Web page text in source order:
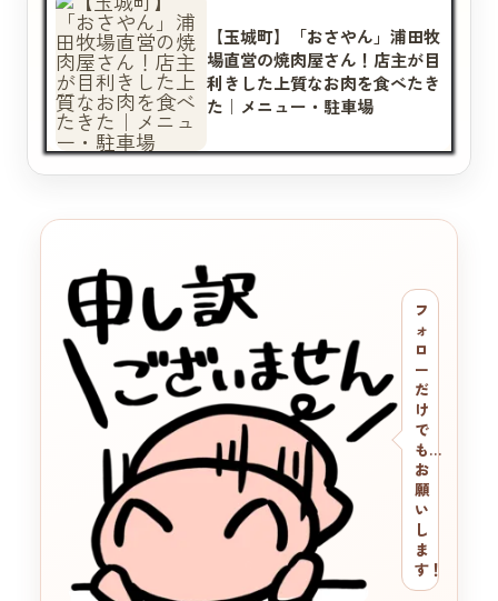
【玉城町】「おさやん」浦田牧
場直営の焼肉屋さん！店主が目
利きした上質なお肉を食べたき
た｜メニュー・駐車場
フ
ォ
ロ
ー
だ
け
で
も…
お
願
い
し
ま
す！